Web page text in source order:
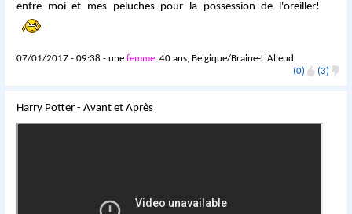
entre moi et mes peluches pour la possession de l'oreiller!
07/01/2017 - 09:38 - unefemme, 40 ans, Belgique/Braine-L'Alleud
(0)
(3)
Harry Potter - Avant et Après